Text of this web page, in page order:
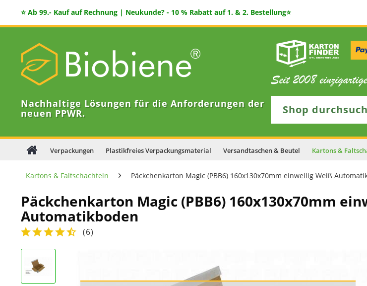
⭐ Ab 99.- Kauf auf Rechnung | Neukunde? - 10 % Rabatt auf 1. & 2. Bestellung⭐
Nachhaltige Lösungen für die Anforderungen der
neuen PPWR.
Verpackungen Plastikfreies Verpackungsmaterial Versandtaschen & Beutel Kartons &
Kartons & Faltschachteln Päckchenkarton Magic (PBB6) 160x130x70mm einwellig Weiß
Päckchenkarton Magic (PBB6) 160x130x70mm
Automatikboden
(6)